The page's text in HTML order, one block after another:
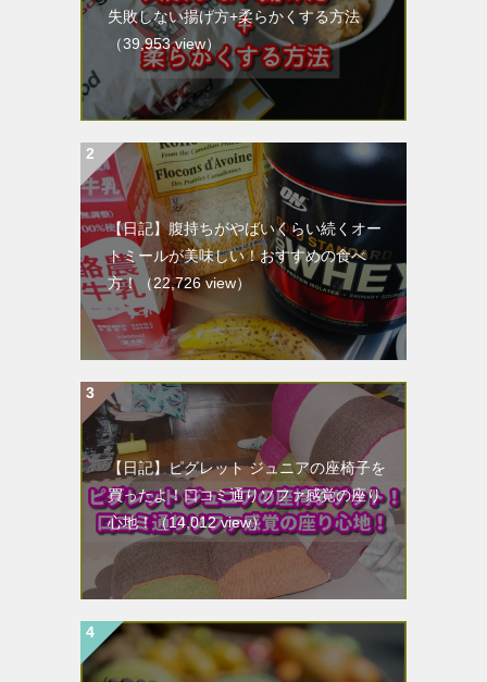
失敗しない揚げ方+柔らかくする方法
（39,953 view）
【日記】腹持ちがやばいくらい続くオー
トミールが美味しい！おすすめの食べ
方！
（22,726 view）
【日記】ピグレット ジュニアの座椅子を
買ったよ！口コミ通りソファ感覚の座り
心地！（14,012 view）